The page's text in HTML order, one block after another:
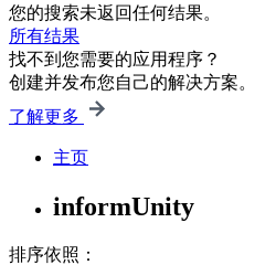
您的搜索未返回任何结果。
所有结果
找不到您需要的应用程序？
创建并发布您自己的解决方案。
了解更多
主页
informUnity
排序依照：